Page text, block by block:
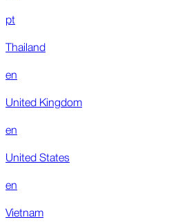
pt
Thailand
en
United Kingdom
en
United States
en
Vietnam